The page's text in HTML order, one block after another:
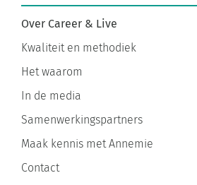
Over Career & Live
Maak kennis met Annemie